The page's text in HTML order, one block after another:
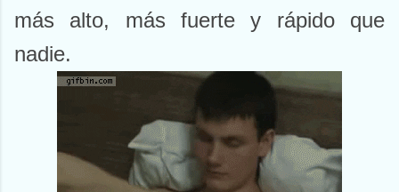
más alto, más fuerte y rápido que
nadie.